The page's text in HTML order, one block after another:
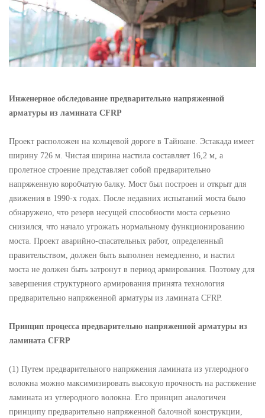
Инженерное обследование предварительно напряженной
арматуры из ламината CFRP
Проект расположен на кольцевой дороге в Тайюане. Эстакада имеет
ширину 726 м. Чистая ширина настила составляет 16,2 м, а
пролетное строение представляет собой предварительно
напряженную коробчатую балку. Мост был построен и открыт для
движения в 1990-х годах. После недавних испытаний моста было
обнаружено, что резерв несущей способности моста серьезно
снизился, что начало угрожать нормальному функционированию
моста. Проект аварийно-спасательных работ, определенный
правительством, должен быть выполнен немедленно, и настил
моста не должен быть затронут в период армирования. Поэтому для
завершения структурного армирования принята технология
предварительно напряженной арматуры из ламината CFRP.
Принцип процесса предварительно напряженной арматуры из
ламината CFRP
(1) Путем предварительного напряжения ламината из углеродного
волокна можно максимизировать высокую прочность на растяжение
ламината из углеродного волокна. Его принцип аналогичен
принципу предварительно напряженной балочной конструкции,